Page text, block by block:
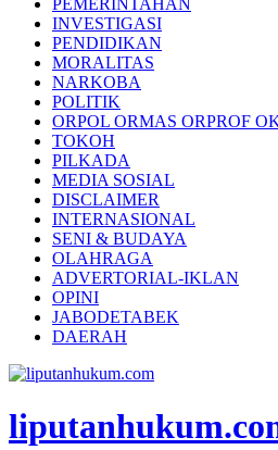
PEMERINTAHAN
INVESTIGASI
PENDIDIKAN
MORALITAS
NARKOBA
POLITIK
ORPOL ORMAS ORPROF
TOKOH
PILKADA
MEDIA SOSIAL
DISCLAIMER
INTERNASIONAL
SENI & BUDAYA
OLAHRAGA
ADVERTORIAL-IKLAN
OPINI
JABODETABEK
DAERAH